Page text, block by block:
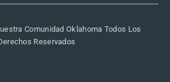
Comunidad Oklahoma Todos Los
Reservados